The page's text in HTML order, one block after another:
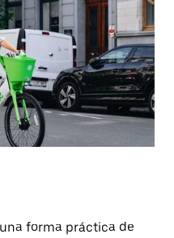
forma práctica de